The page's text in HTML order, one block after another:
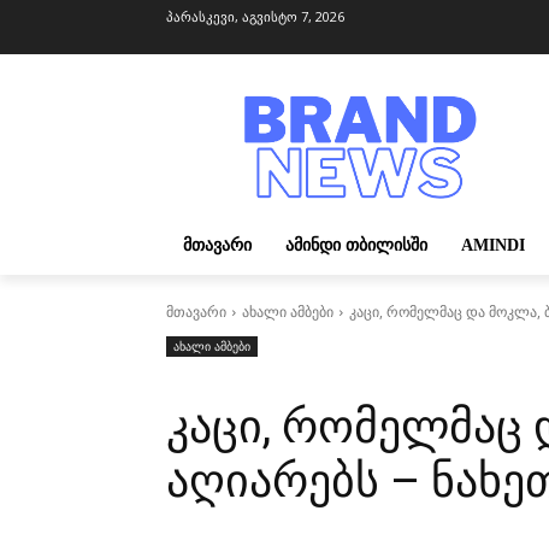
პარასკევი, აგვისტო 7, 2026
ᲛᲗᲐᲕᲐᲠᲘ ᲐᲛᲘᲜᲓᲘ ᲗᲑᲘᲚᲘᲡᲨᲘ AMINDI
მთავარი ახალი ამბები კაცი, რომელმაც და მოკლა,
ახალი ამბები
კაცი,
აღიარებს –